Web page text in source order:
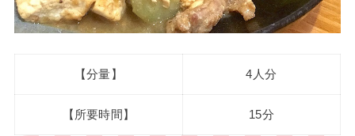
【分量】 4人分
【所要時間】 15分